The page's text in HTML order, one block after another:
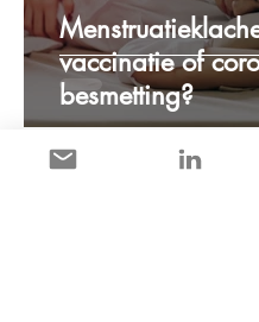
vaccinatie of
besmetting?